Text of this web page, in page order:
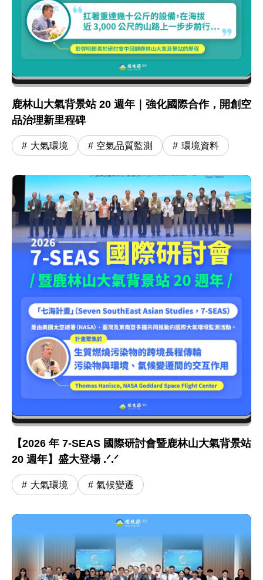
鹿林山大氣背景站 20 週年｜強化國際合作，開創空
品治理新里程碑
大氣環境 空氣品質監測 環境資料
【2026 年 7-SEAS 國際研討會暨鹿林山大氣背景站
20 週年】盛大登場 .ᐟ.ᐟ
大氣環境 氣候變遷